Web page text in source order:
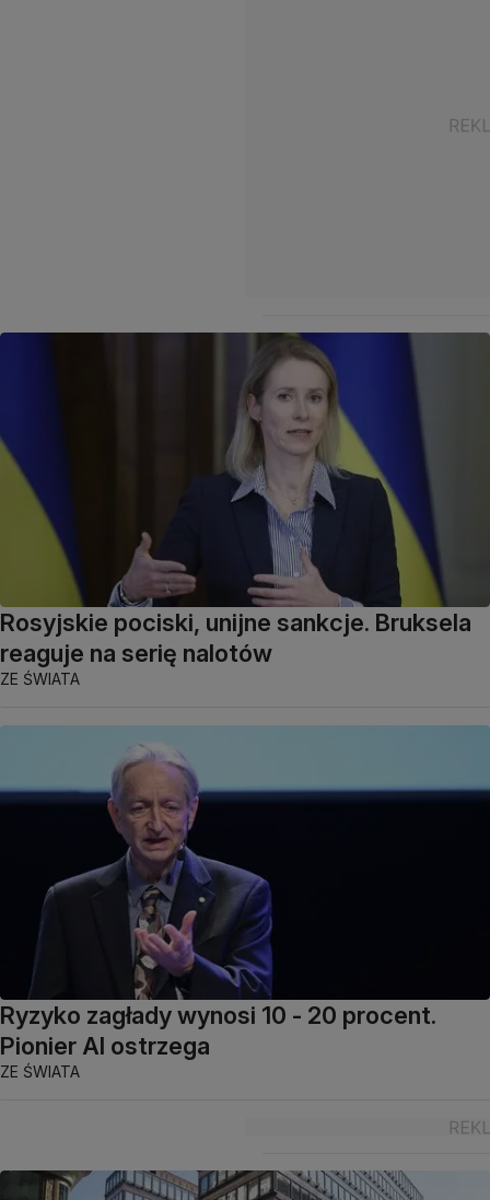
Rosyjskie pociski, unijne sankcje. Bruksela
reaguje na serię nalotów
ZE ŚWIATA
Ryzyko zagłady wynosi 10 - 20 procent.
Pionier AI ostrzega
ZE ŚWIATA